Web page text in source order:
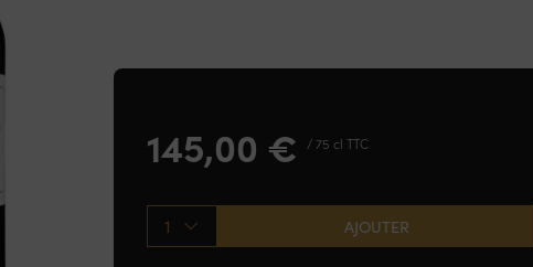
145,00 € / 75 cl TTC
1 AJOUTER